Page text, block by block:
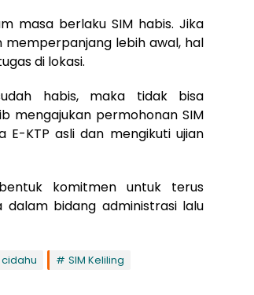
masa berlaku SIM habis. Jika
lebih awal, hal
di lokasi.
habis, maka tidak bisa
mengajukan permohonan SIM
KTP asli dan mengikuti ujian
komitmen untuk terus
dalam bidang administrasi lalu
SIM Keliling